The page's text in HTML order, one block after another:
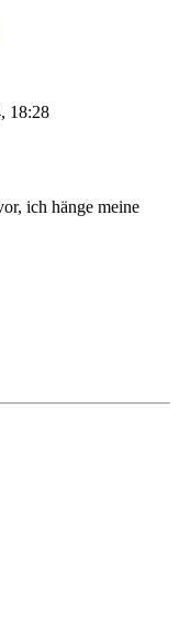
18:28
ich hänge meine